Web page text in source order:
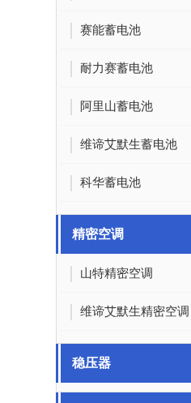
赛能蓄电池
耐力赛蓄电池
阿里山蓄电池
维谛艾默生蓄电池
科华蓄电池
精密空调
山特精密空调
维谛艾默生精密空调
稳压器